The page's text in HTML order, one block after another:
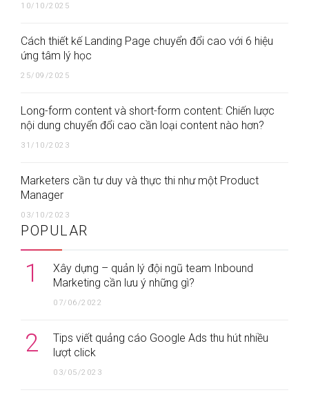
10/10/2025
Cách thiết kế Landing Page chuyển đổi cao với 6 hiệu
ứng tâm lý học
25/09/2025
Long-form content và short-form content: Chiến lược
nội dung chuyển đổi cao cần loại content nào hơn?
31/10/2023
Marketers cần tư duy và thực thi như một Product
Manager
03/10/2023
POPULAR
1
Xây dựng – quản lý đội ngũ team Inbound
Marketing cần lưu ý những gì?
07/06/2022
2
Tips viết quảng cáo Google Ads thu hút nhiều
lượt click
03/05/2023